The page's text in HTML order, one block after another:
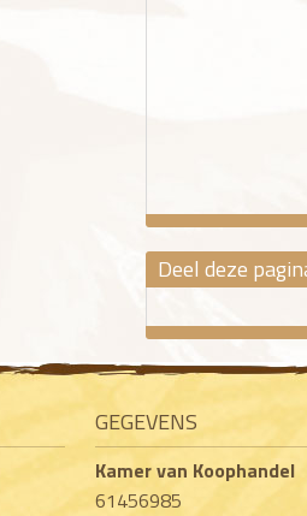
Deel deze
GEGEVENS
Kamer van Koophandel
61456985